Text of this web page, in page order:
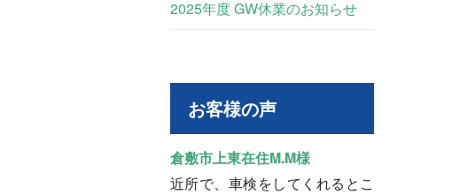
2025年度 GW休業のお知らせ
お客様の声
倉敷市上東在住M.M様
近所で、車検をしてくれるとこ